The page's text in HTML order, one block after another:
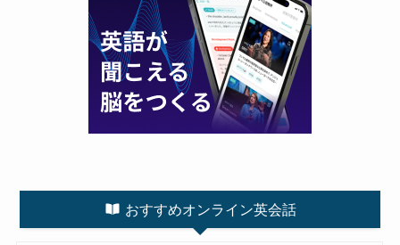
おすすめオンライン英会話